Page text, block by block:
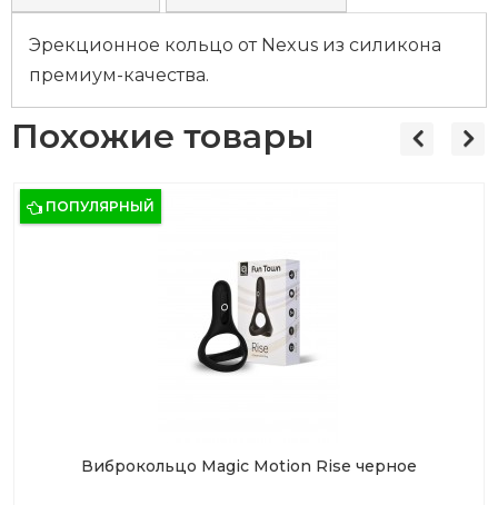
Эрекционное кольцо от Nexus из силикона
премиум-качества.
Похожие товары
ПОПУЛЯРНЫЙ
Виброкольцо Magic Motion Rise черное